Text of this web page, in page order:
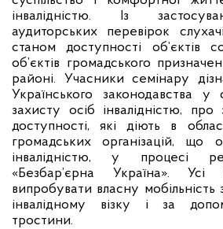
інвалідністю. Із
аудиторських перевірок
станом доступності об’єктів
об’єктів громадського
районі. Учасники семінару
Українського законодавства у
захисту осіб інвалідністю, про
доступності, які діють в
громадських організацій, що
інвалідністю, у процесі
«Безбар’єрна Україна». Усі
випробувати власну
інвалідному візку і за
тростини.